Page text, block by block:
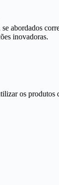
abordados
inovadoras.
os produtos